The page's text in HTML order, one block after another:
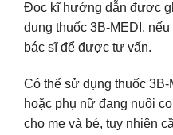
Đọc kĩ hướng dẫn được
dụng thuốc 3B-MEDI,
bác sĩ để được tư vấn.
Có thể sử dụng thuốc
hoặc phụ nữ đang nuôi
cho mẹ và bé, tuy nhiên